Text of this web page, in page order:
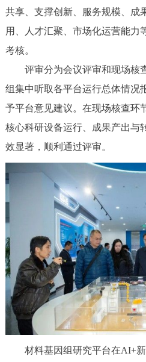
共享、支撑创新、服务规模、成
用、人才汇聚、市场化运营能力
考核。
评审分为会议评审和现场核
组集中听取各平台运行总体情况
予平台意见建议。在现场核查环
核心科研设备运行、成果产出与
效显著，顺利通过评审。
材料基因组研究平台在AI+新